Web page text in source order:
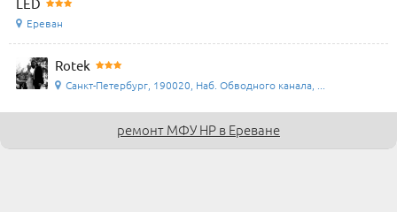
Ереван
Rotek
Санкт-Петербург, 190020, Наб. Обводного канала, ...
ремонт МФУ HP в Ереване